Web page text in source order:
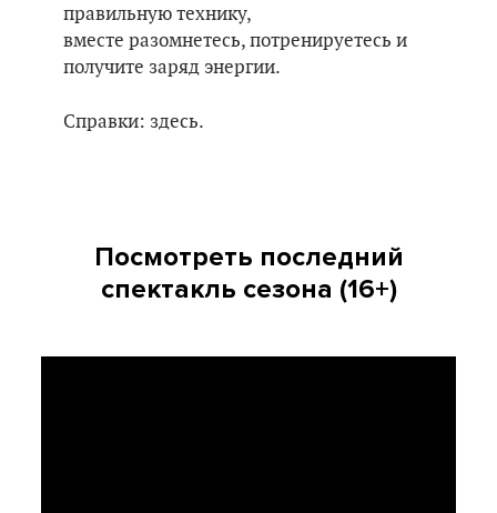
правильную технику,
вместе разомнетесь, потренируетесь и
получите заряд энергии.
Справки: здесь.
Посмотреть последний
спектакль сезона (16+)